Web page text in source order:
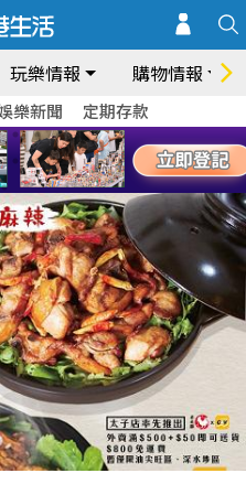
玩樂情報 購物情報
樂新聞 定期存款